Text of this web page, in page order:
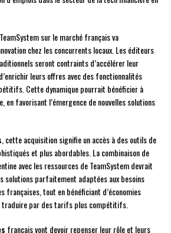
sur le marché français va
chez les concurrents locaux. Les éditeurs
seront contraints d’accélérer leur
leurs offres avec des fonctionnalités
Cette dynamique pourrait bénéficier à
en favorisant l’émergence de nouvelles solutions
, cette acquisition signifie un accès à des outils de
et plus abordables. La combinaison de
avec les ressources de TeamSystem devrait
solutions parfaitement adaptées aux besoins
françaises, tout en bénéficiant d’économies
traduire par des tarifs plus compétitifs.
français vont devoir repenser leur rôle et leurs